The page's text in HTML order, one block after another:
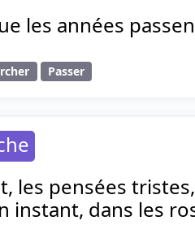
les années
Passer
les pensées
instant, dans les